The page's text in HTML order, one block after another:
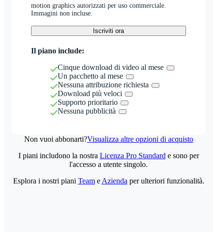
motion graphics autorizzati per uso commerciale.
Immagini non incluse.
Iscriviti ora
Il piano include:
Cinque download di video al mese
Un pacchetto al mese
Nessuna attribuzione richiesta
Download più veloci
Supporto prioritario
Nessuna pubblicità
Non vuoi abbonarti?Visualizza altre opzioni di acquisto
I piani includono la nostra Licenza Pro Standard e sono per
l'accesso a utente singolo.
Esplora i nostri piani Teame Azienda per ulteriori funzionalità.